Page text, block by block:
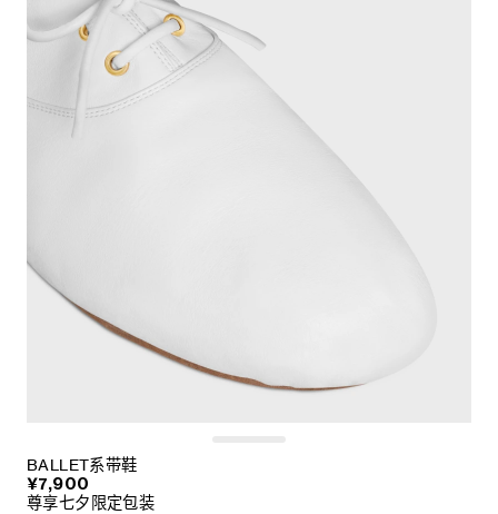
BALLET系带鞋
¥7,900
尊享七夕限定包装